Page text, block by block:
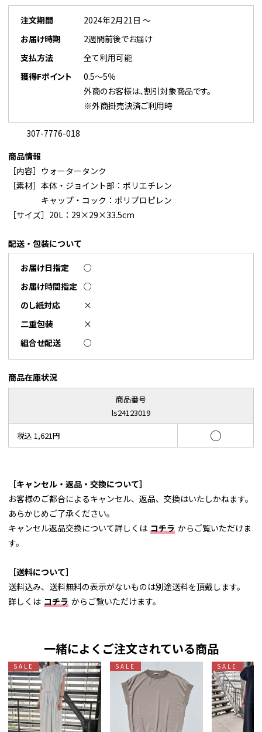
注文期間
2024年2月21日 ～
お届け時期
2週間前後でお届け
支払方法
全て利用可能
獲得Fポイント
0.5～5％
外商のお客様は、割引対象商品です。
※外商掛売決済ご利用時
307-7776-018
商品情報
［内容］ウォータータンク
［素材］本体・ジョイント部：ポリエチレン
キャップ・コック：ポリプロピレン
［サイズ］20L：29×29×33.5cm
配送・包装について
お届け日指定
○
お届け時間指定 ○
のし紙対応
×
二重包装
×
組合せ配送
○
商品在庫状況
商品番号
ls24123019
税込 1,621円 ○
［キャンセル・返品・交換について］
お客様のご都合によるキャンセル、返品、交換はいたしかねます。
あらかじめご了承ください。
キャンセル返品交換について詳しくは コチラ からご覧いただけま
す。
［送料について］
送料込み、送料無料の表示がないものは別途送料を頂戴します。
詳しくは コチラ からご覧いただけます。
一緒によくご注文されている商品
SALE SALE SALE